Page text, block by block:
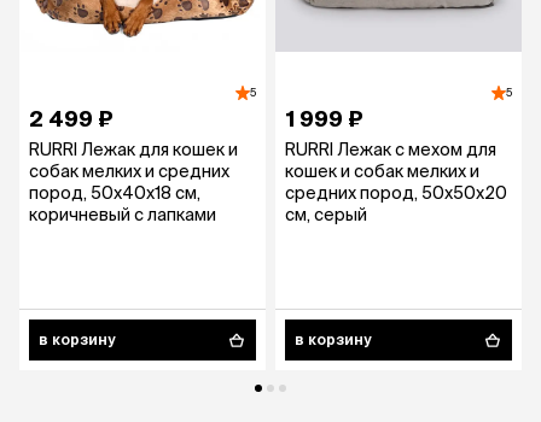
5
2 499 ₽
RURRI Лежак для кошек и
собак мелких и средних
пород, 50х40х18 см,
коричневый с лапками
в корзину
5
1 999 ₽
RURRI Лежак с мехом для
кошек и собак мелких и
средних пород, 50х50х20
см, серый
в корзину